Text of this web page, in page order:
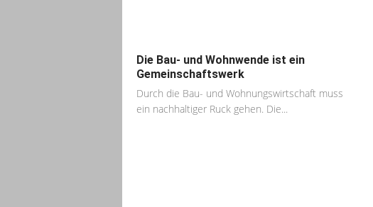
Die Bau- und Wohnwende ist ein
Gemeinschaftswerk
Durch die Bau- und Wohnungswirtschaft muss
ein nachhaltiger Ruck gehen. Die...